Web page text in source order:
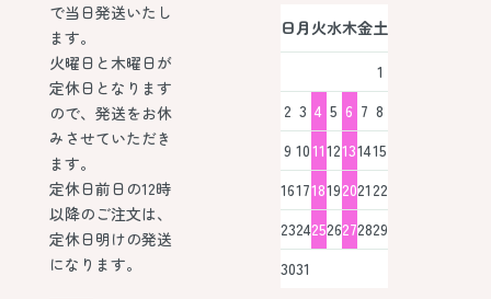
で当日発送いたし
ます。
火曜日と木曜日が
定休日となります
ので、発送をお休
みさせていただき
ます。
定休日前日の12時
以降のご注文は、
定休日明けの発送
になります。
日月 火水木金土
1
2 3 4 5 6 7 8
9 101112131415
16171819202122
23242526272829
3031